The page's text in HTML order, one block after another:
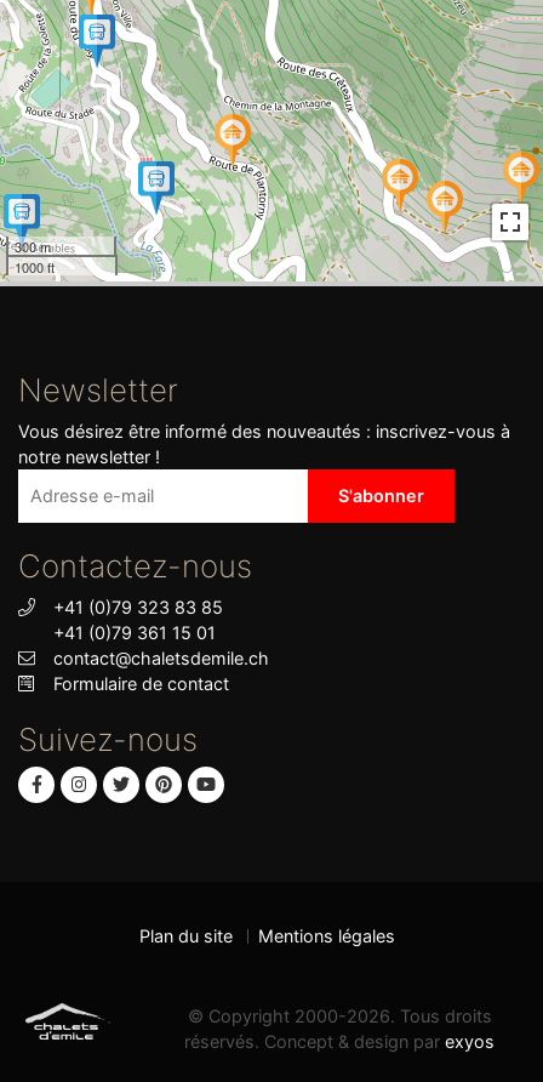
300 m
1000 ft
Newsletter
Vous désirez être informé des nouveautés : inscrivez-vous à
notre newsletter !
Contactez-nous
+41 (0)79 323 83 85
+41 (0)79 361 15 01
contact@chaletsdemile.ch
Formulaire de contact
Suivez-nous
© Copyright 2000-2026. Tous droits
réservés. Concept & design par exyos
Plan du site Mentions légales